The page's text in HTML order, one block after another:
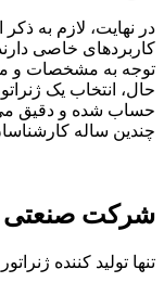
در نهایت، لازم به
کاربردهای خاصی
توجه به مشخصات و
حال، انتخاب یک
حساب شده و دقیق
چندین ساله
شرکت صنعتی
تنها تولید کننده